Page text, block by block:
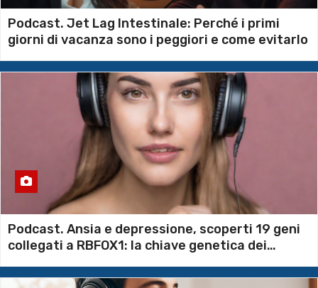
Classifica Felicità nel mondo
2026: Finlandia al 1° Posto per il
9° Anno, Costa Rica nella Top 5.
Prosegue il declino della
Svizzera ora decima. Italia al
gradino n. 38
Podcast. Jet Lag Intestinale: Perché i primi
giorni di vacanza sono i peggiori e come evitarlo
Podcast. Ansia e depressione, scoperti 19 geni
collegati a RBFOX1: la chiave genetica dei